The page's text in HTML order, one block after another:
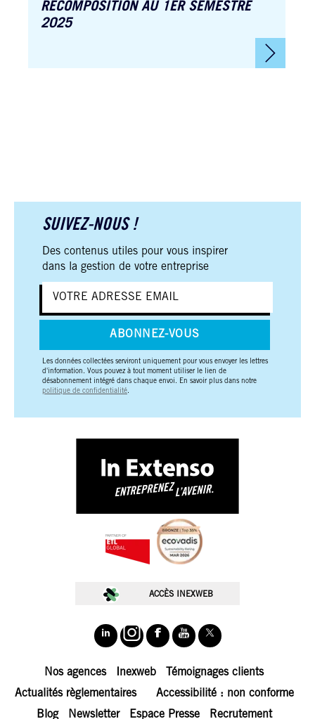
RECOMPOSITION AU 1ER SEMESTRE
2025
SUIVEZ-NOUS !
Des contenus utiles pour vous inspirer
dans la gestion de votre entreprise
ABONNEZ-VOUS
Les données collectées serviront uniquement pour vous envoyer les lettres
d'information. Vous pouvez à tout moment utiliser le lien de
désabonnement intégré dans chaque envoi. En savoir plus dans notre
politique de confidentialité.
ACCÈS INEXWEB
Nos agences Inexweb
Témoignages clients
Actualités règlementaires
Accessibilité : non conforme
Blog
Newsletter Espace Presse Recrutement
🚀 Choisissez.
Chez In Extenso, on ne vous sert pas des cookies juste pour le
d’optimiser votre expérience, et de vous proposer des contenus taillés
📊 Fluidifier votre navigation
🎯 Personnaliser nos contenus
🤝 Simplifier vos échanges avec nos équipes